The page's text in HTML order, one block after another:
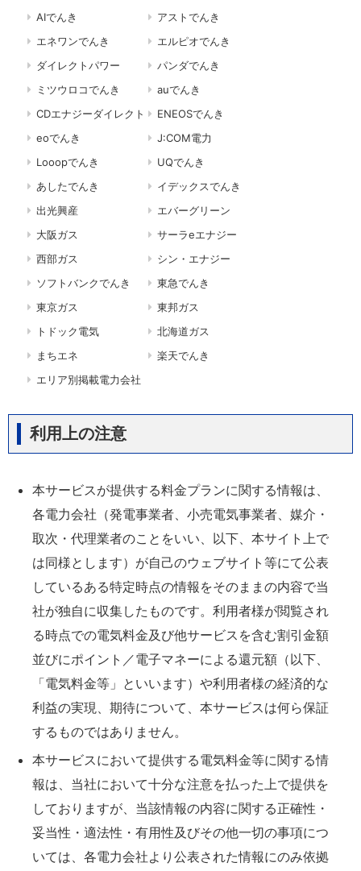
AIでんき
アストでんき
エネワンでんき
エルピオでんき
ダイレクトパワー
パンダでんき
ミツウロコでんき
auでんき
CDエナジーダイレクト
ENEOSでんき
eoでんき
J:COM電力
Looopでんき
UQでんき
あしたでんき
イデックスでんき
出光興産
エバーグリーン
大阪ガス
サーラeエナジー
西部ガス
シン・エナジー
ソフトバンクでんき
東急でんき
東京ガス
東邦ガス
トドック電気
北海道ガス
まちエネ
楽天でんき
エリア別掲載電力会社
利用上の注意
本サービスが提供する料金プランに関する情報は、
各電力会社（発電事業者、小売電気事業者、媒介・
取次・代理業者のことをいい、以下、本サイト上で
は同様とします）が自己のウェブサイト等にて公表
しているある特定時点の情報をそのままの内容で当
社が独自に収集したものです。利用者様が閲覧され
る時点での電気料金及び他サービスを含む割引金額
並びにポイント／電子マネーによる還元額（以下、
「電気料金等」といいます）や利用者様の経済的な
利益の実現、期待について、本サービスは何ら保証
するものではありません。
本サービスにおいて提供する電気料金等に関する情
報は、当社において十分な注意を払った上で提供を
しておりますが、当該情報の内容に関する正確性・
妥当性・適法性・有用性及びその他一切の事項につ
いては、各電力会社より公表された情報にのみ依拠